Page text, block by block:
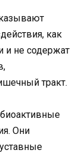
как
и не содержат
тракт.
Они